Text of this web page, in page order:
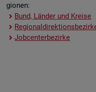
gio­nen:
Bund, Län­der und Krei­se
Job­cent­er­be­zir­ke